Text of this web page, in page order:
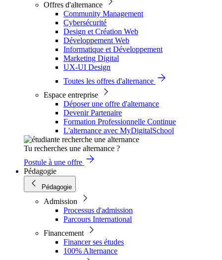
Offres d'alternance
Community Management
Cybersécurité
Design et Création Web
Développement Web
Informatique et Développement
Marketing Digital
UX-UI Design
Toutes les offres d'alternance
Espace entreprise
Déposer une offre d'alternance
Devenir Partenaire
Formation Professionnelle Continue
L'alternance avec MyDigitalSchool
Tu recherches une alternance ?
Postule à une offre
Pédagogie
Pédagogie
Admission
Processus d'admission
Parcours International
Financement
Financer ses études
100% Alternance